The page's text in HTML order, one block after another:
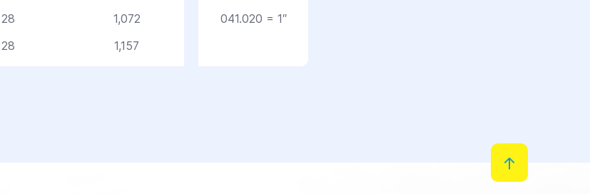
28 1,072
041.020 = 1″
28 1,157